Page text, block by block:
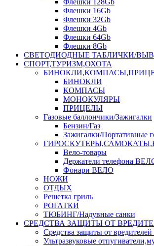
Флешки 128Gb
Флешки 16Gb
Флешки 32Gb
Флешки 4Gb
Флешки 64Gb
Флешки 8Gb
СВЕТОДИОДНЫЕ ТАБЛИЧКИ/
СПОРТ,ТУРИЗМ,ОХОТА
БИНОКЛИ
КОМПАСЫ
МОНОКУЛЯРЫ
ПРИЦЕЛЫ
Газовые баллончики/Зажигалки
Бензин/Газ
Зажигалки/Портативные
Вело-товары
Держатели телефона
Фонари ВЕЛО
НОЖИ
ОТДЫХ
Решетка гриль
РОГАТКИ
ТЮБИНГ/Надувные санки
СРЕДСТВА ЗАЩИТЫ ОТ
Средства защиты от
Ультразвуковые